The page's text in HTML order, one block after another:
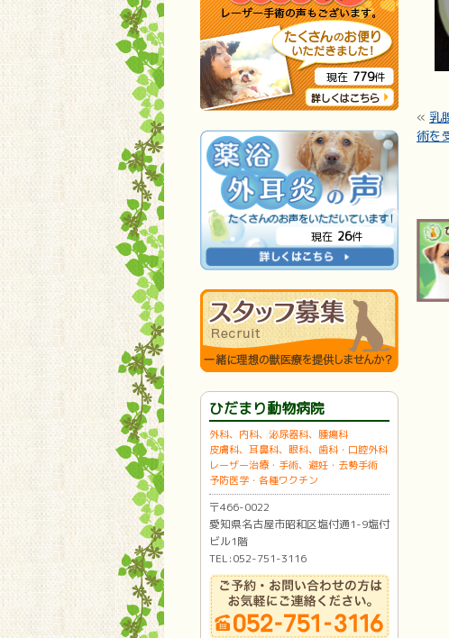
« 乳
術を
現在 779件
現在 26件
ひだまり動物病院
外科、内科、泌尿器科、腫瘍科
皮膚科、耳鼻科、眼科、歯科・口腔外科
レーザー治療・手術、避妊・去勢手術
予防医学・各種ワクチン
〒466-0022
愛知県名古屋市昭和区塩付通1-9塩付
ビル1階
TEL:052-751-3116